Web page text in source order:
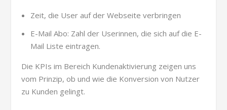
Zeit, die User auf der Webseite verbringen
E-Mail Abo: Zahl der Userinnen, die sich auf die E-
Mail Liste eintragen.
Die KPIs im Bereich Kundenaktivierung zeigen uns
vom Prinzip, ob und wie die Konversion von Nutzer
zu Kunden gelingt.